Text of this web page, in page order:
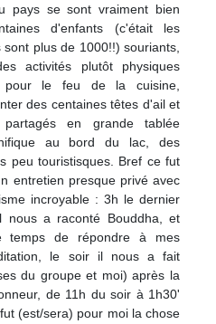
pays se sont vraiment bien
d'enfants (c'était les
plus de 1000!!) souriants,
activités plutôt physiques
le feu de la cuisine,
des centaines têtes d'ail et
en grande tablée
au bord du lac, des
peu touristisques. Bref ce fut
entretien presque privé avec
incroyable : 3h le dernier
nous a raconté Bouddha, et
temps de répondre à mes
le soir il nous a fait
du groupe et moi) après la
de 11h du soir à 1h30'
(est/sera) pour moi la chose